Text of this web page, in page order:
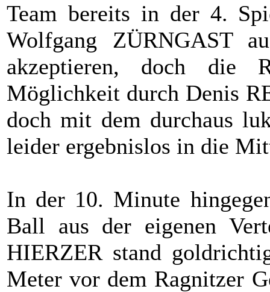
Team bereits in der 4.
Wolfgang ZÜRNGAST
akzeptieren, doch die
Möglichkeit durch Denis
doch mit dem durchaus
leider ergebnislos in die
In der 10. Minute
Ball aus der eigenen
HIERZER stand
Meter vor dem Ragnitzer